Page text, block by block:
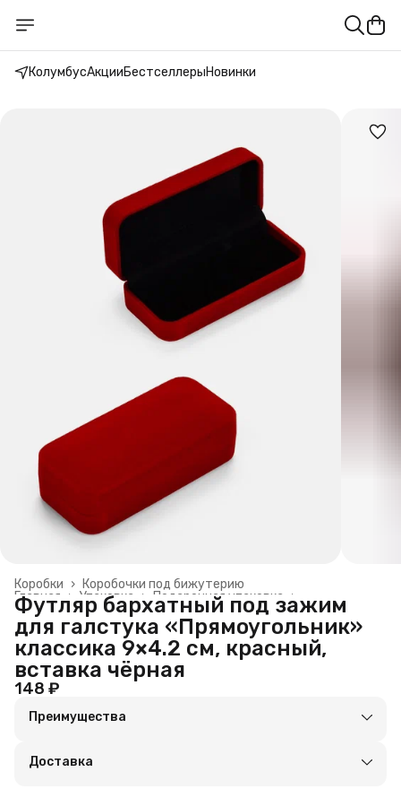
КолумбусАкцииБестселлерыНовинки
Коробочки под бижутерию
Коробки ›
Подарочная упаковка
›
Упаковка ›
Главная ›
Футляр бархатный под зажим
для галстука «Прямоугольник»
классика 9×4.2 см, красный,
вставка чёрная
148 ₽
Преимущества
Удобный возврат
Доставка